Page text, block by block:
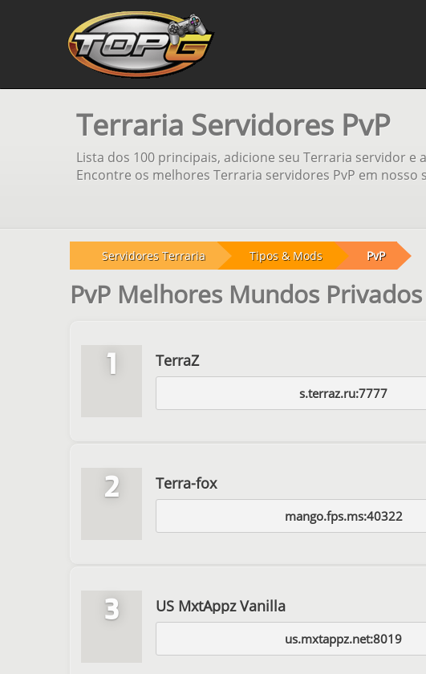
Terraria Servidores PvP
Lista dos 100 principais, adicione seu Terraria servidor e
Encontre os melhores Terraria servidores PvP em nosso
Servidores Terraria Tipos & Mods PvP
PvP Melhores Mundos
1 TerraZ
s.terraz.ru:7777
2 Terra-fox
mango.fps.ms:40322
3 US MxtAppz Vanilla
us.mxtappz.net:8019